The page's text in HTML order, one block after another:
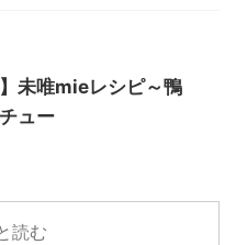
】未唯mieレシピ～鴨
ュー
読む